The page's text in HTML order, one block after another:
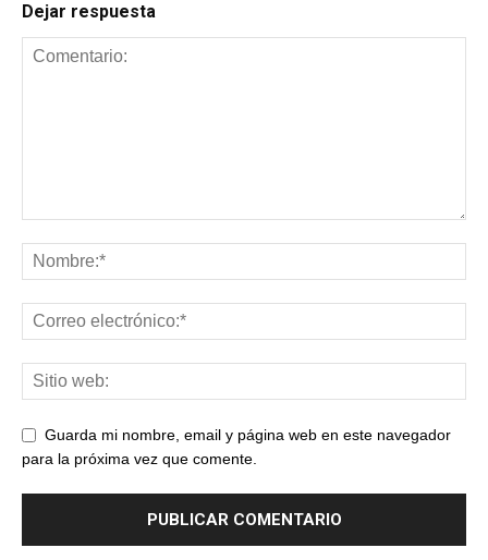
Dejar respuesta
Guarda mi nombre, email y página web en este navegador
para la próxima vez que comente.